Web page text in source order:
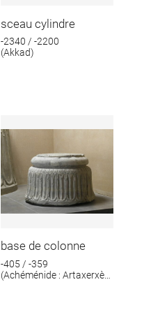
sceau cylindre
-2340 / -2200
(Akkad)
base de colonne
-405 / -359
(Achéménide : Artaxerxès